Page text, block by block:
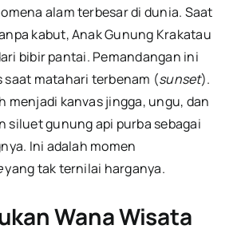
alam terbesar di dunia. Saat
kabut, Anak Gunung Krakatau
bibir pantai. Pemandangan ini
saat matahari terbenam (sunset).
menjadi kanvas jingga, ungu, dan
siluet gunung api purba sebagai
Ini adalah momen
yang tak ternilai harganya.
Wana Wisata